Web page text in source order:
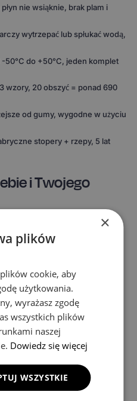
nie wsiąknie, brak plam i
wytrzepać lub spłukać wodą,
50°C do +50°C, jeden komplet
wzory, 20 obszyć = ponad 690
od gumy, wygodne w użyciu
stopery + rzepy, 5 lat
i Twojego
pod Twój model samochodu.
które „mniej więcej
od zera, by pokryć nawet do
– zdecydowanie więcej
Rezultat widać od razu:
i zadbanie.
dywaniki idealnie
wyboru masz 15 kolorów
wariantów obszycia – to ponad
które idealnie
auta lub nadają mu zupełnie
×
plików
cookie, aby
użytkowania.
wyrażasz zgodę
wszystkich plików
naszej
Dowiedz się więcej
WSZYSTKIE